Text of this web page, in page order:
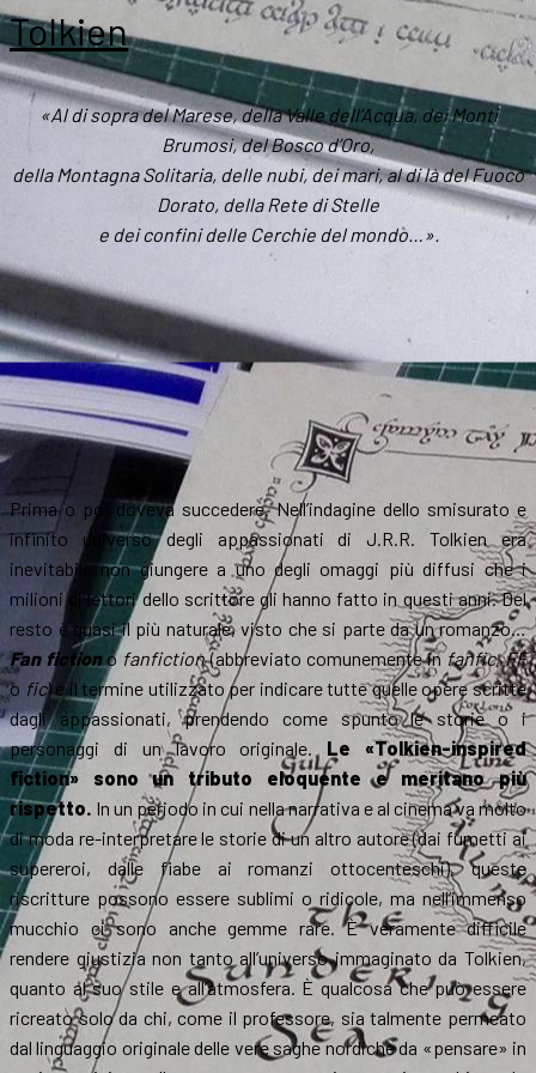
e
sue
sfide
Tolkien
«Al di sopra del Marese, della Valle dell’Acqua, dei Monti
Brumosi, del Bosco d’Oro,
della Montagna Solitaria, delle nubi, dei mari, al di là del Fuoco
Dorato, della Rete di Stelle
e dei confini delle Cerchie del mondo…».
Prima o poi doveva succedere. Nell’indagine dello smisurato e
infinito universo degli appassionati di J.R.R. Tolkien era
inevitabile non giungere a uno degli omaggi più diffusi che i
milioni di lettori dello scrittore gli hanno fatto in questi anni. Del
resto è quasi il più naturale, visto che si parte da un romanzo…
Fan fictiono fanfiction(abbreviato comunemente infanfic,FF
o fic) è il termine utilizzato per indicare tutte quelle opere scritte
dagli appassionati, prendendo come spunto le storie o i
personaggi di un lavoro originale. Le «Tolkien-inspired
fiction» sono un tributo eloquente e meritano più
rispetto. In un periodo in cui nella narrativa e al cinema va molto
di moda re-interpretare le storie di un altro autore (dai fumetti ai
supereroi, dalle fiabe ai romanzi ottocenteschi), queste
riscritture possono essere sublimi o ridicole, ma nell’immenso
mucchio ci sono anche gemme rare. È veramente difficile
rendere giustizia non tanto all’universo immaginato da Tolkien,
quanto al suo stile e all’atmosfera. È qualcosa che può essere
ricreato solo da chi, come il professore, sia talmente permeato
dal linguaggio originale delle vere saghe nordiche da «pensare» in